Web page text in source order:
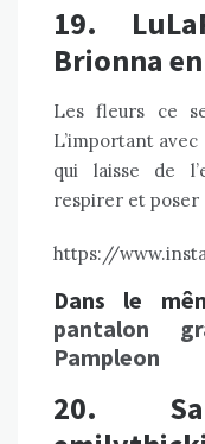
19.
Brionna
Les fleurs ce
L’important
qui laisse de
respirer et poser
https://
Dans le
pantalon
Pampleon
20.